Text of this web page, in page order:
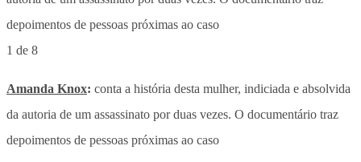
1 de 8
Amanda Knox: conta a história desta mulher, indiciada e absolvida
da autoria de um assassinato por duas vezes. O documentário traz
depoimentos de pessoas próximas ao caso